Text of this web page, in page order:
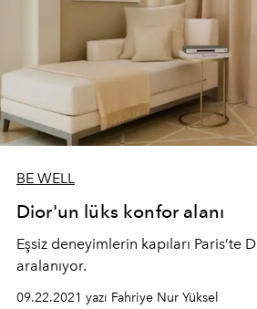
BE WELL
Dior'un lüks konfor alanı
Eşsiz deneyimlerin kapıları Paris’te
aralanıyor.
09.22.2021 yazı Fahriye Nur Yüksel